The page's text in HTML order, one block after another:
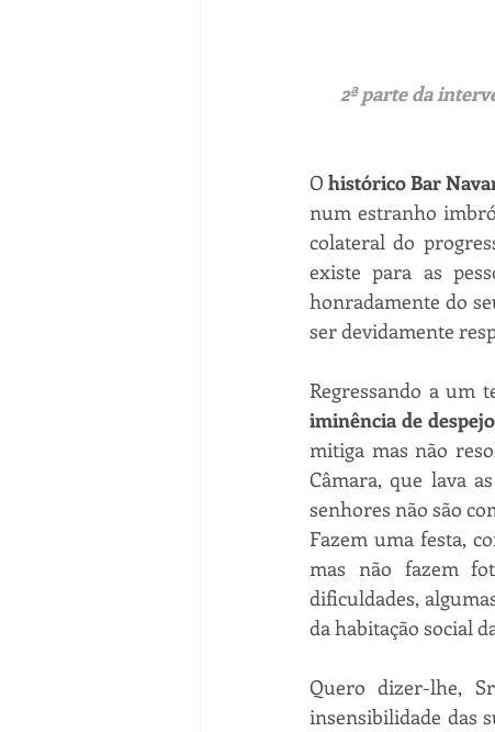
2ª parte da
O histórico Bar
num estranho
colateral do
existe para as
honradamente do
ser devidamente
Regressando a um
iminência de despejo
mitiga mas não
Câmara, que lava
senhores não são
Fazem uma festa,
mas não fazem
dificuldades,
da habitação social
Quero dizer-lhe,
insensibilidade das